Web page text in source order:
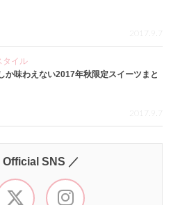
2017.9.7
タイル
味わえない2017年秋限定スイーツまと
2017.9.7
SNS ／